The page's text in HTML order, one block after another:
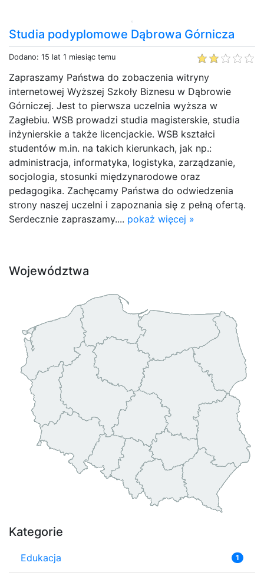
Studia podyplomowe Dąbrowa Górnicza
Dodano: 15 lat 1 miesiąc temu
Zapraszamy Państwa do zobaczenia witryny
internetowej Wyższej Szkoły Biznesu w Dąbrowie
Górniczej. Jest to pierwsza uczelnia wyższa w
Zagłebiu. WSB prowadzi studia magisterskie, studia
inżynierskie a także licencjackie. WSB kształci
studentów m.in. na takich kierunkach, jak np.:
administracja, informatyka, logistyka, zarządzanie,
socjologia, stosunki międzynarodowe oraz
pedagogika. Zachęcamy Państwa do odwiedzenia
strony naszej uczelni i zapoznania się z pełną ofertą.
Serdecznie zapraszamy.... pokaż więcej »
Województwa
Kategorie
Edukacja 1